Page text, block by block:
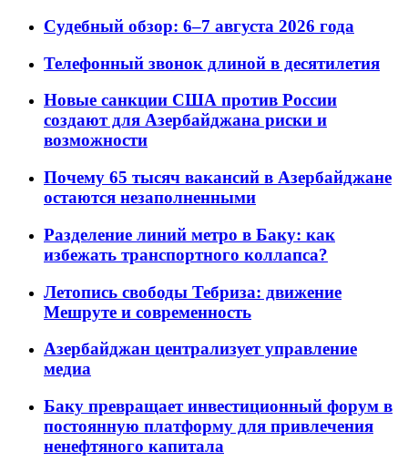
Судебный обзор: 6–7 августа 2026 года
Телефонный звонок длиной в десятилетия
Новые санкции США против России
создают для Азербайджана риски и
возможности
Почему 65 тысяч вакансий в Азербайджане
остаются незаполненными
Разделение линий метро в Баку: как
избежать транспортного коллапса?
Летопись свободы Тебриза: движение
Мешруте и современность
Азербайджан централизует управление
медиа
Баку превращает инвестиционный форум в
постоянную платформу для привлечения
ненефтяного капитала